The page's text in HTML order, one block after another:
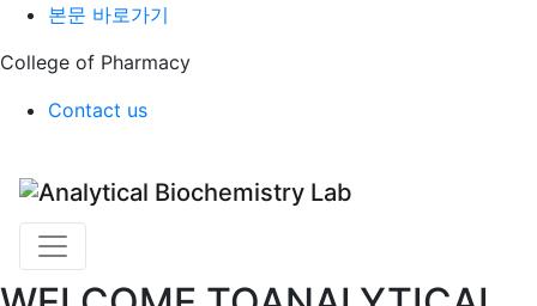
본문 바로가기
College of Pharmacy
Contact us